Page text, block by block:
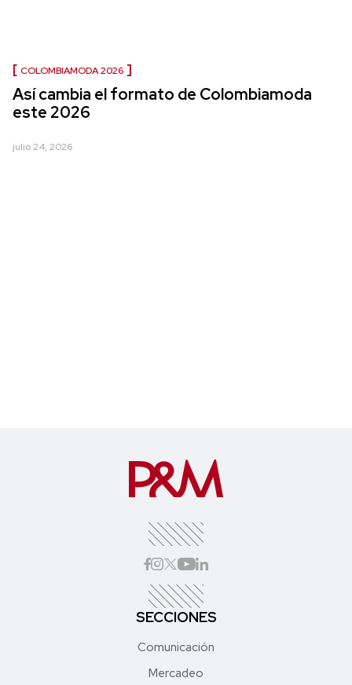
COLOMBIAMODA 2026
Así cambia el formato de Colombiamoda
este 2026
julio 24, 2026
SECCIONES
Comunicación
Mercadeo